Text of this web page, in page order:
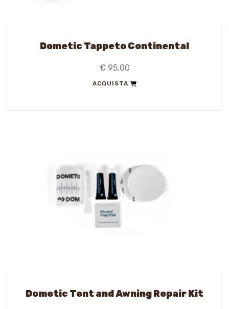
Dometic Tappeto Continental
€ 95,00
ACQUISTA
Dometic Tent and Awning Repair Kit